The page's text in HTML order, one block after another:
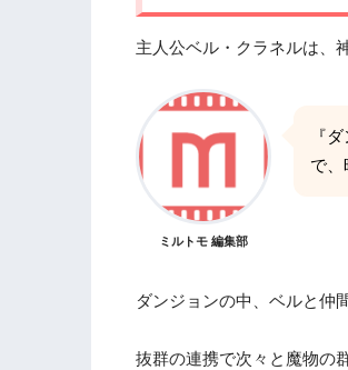
主人公ベル・クラネルは、
ミルトモ 編集部
『
で、
ダンジョンの中、ベルと仲
抜群の連携で次々と魔物の